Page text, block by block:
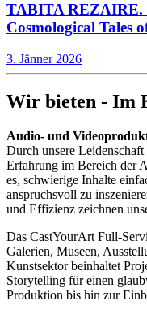
TABITA REZAIRE.
Cosmological Tales
3. Jänner 2026
Wir bieten - Im
Audio- und
Durch unsere
Erfahrung im Bereich der
es, schwierige Inhalte
anspruchsvoll zu
und Effizienz zeichnen
Das CastYourArt Full-
Galerien, Museen,
Kunstsektor beinhaltet
Storytelling für einen
Produktion bis hin zur